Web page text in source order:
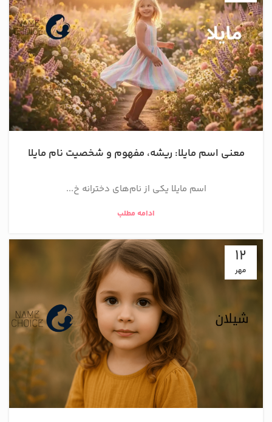
معنی اسم مایلا: ریشه، مفهوم و شخصیت نام مایلا
اسم مایلا یکی از نام‌های دخترانه خ...
ادامه مطلب
12
مهر